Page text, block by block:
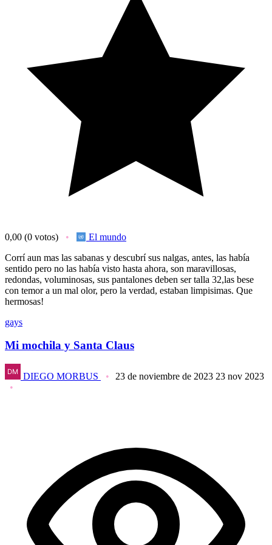
0,00 (0 votos)
El mundo
Corrí aun mas las sabanas y descubrí sus nalgas, antes, las había
sentido pero no las había visto hasta ahora, son maravillosas,
redondas, voluminosas, sus pantalones deben ser talla 32,las bese
con temor a un mal olor, pero la verdad, estaban limpisimas. Que
hermosas!
gays
Mi mochila y Santa Claus
DIEGO MORBUS 23 de noviembre de 2023 23 nov 2023